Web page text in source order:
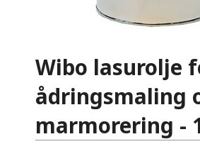
Wibo lasurolje
ådringsmaling
marmorering -